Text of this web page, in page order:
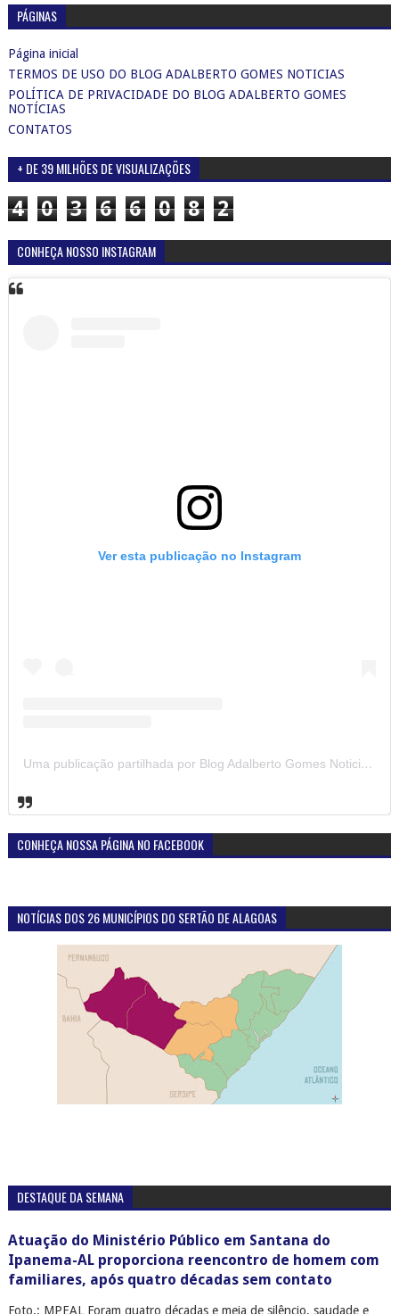
PÁGINAS
Página inicial
TERMOS DE USO DO BLOG ADALBERTO GOMES NOTICIAS
POLÍTICA DE PRIVACIDADE DO BLOG ADALBERTO GOMES
NOTÍCIAS
CONTATOS
+ DE 39 MILHÕES DE VISUALIZAÇÕES
4 0 3 6 6 0 8 2
CONHEÇA NOSSO INSTAGRAM
Ver esta publicação no Instagram
Uma publicação partilhada por Blog Adalberto Gomes Noticias (@blogadalbertogomesnoticiass)
CONHEÇA NOSSA PÁGINA NO FACEBOOK
NOTÍCIAS DOS 26 MUNICÍPIOS DO SERTÃO DE ALAGOAS
DESTAQUE DA SEMANA
Atuação do Ministério Público em Santana do
Ipanema-AL proporciona reencontro de homem com
familiares, após quatro décadas sem contato
Foto.: MPEAL Foram quatro décadas e meia de silêncio, saudade e